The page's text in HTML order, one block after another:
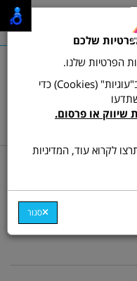
03-9511473
טונר מקורי צהוב סמסונג CLT-
Y506L למדפסות CLX-6260
שלכם
הפרטיות שלנו.
כמו רוב האתרים, גם אנחנו משתמשים ב"עוגיות" (Cookies) כדי
שיווק או פרסום.
לקרוא עוד, המדיניות
סגור